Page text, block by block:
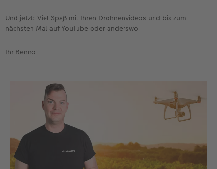
Und jetzt: Viel Spaß mit Ihren Drohnenvideos und bis zum
nächsten Mal auf YouTube oder anderswo!
Ihr Benno